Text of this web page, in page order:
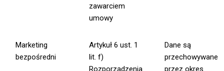
zawarciem
umowy
Marketing
bezpośredni
Artykuł 6 ust. 1
lit. f)
Rozporządzenia
Dane są
przechowywane
przez okres